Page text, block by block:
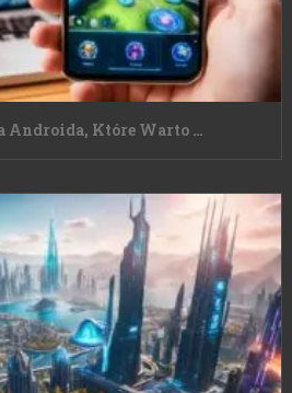
Androida, Które Warto …